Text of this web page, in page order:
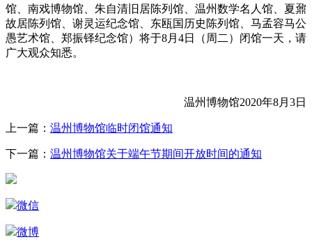
馆、南戏博物馆、朱自清旧居陈列馆、温州数学名人馆、夏鼐
故居陈列馆、谢灵运纪念馆、东瓯国历史陈列馆、马孟容马公
愚艺术馆、郑振铎纪念馆）将于8月4日（周二）闭馆一天，请
广大观众知悉。
温州博物馆2020年8月3日
上一篇： 温州博物馆临时闭馆通知
下一篇： 温州博物馆关于端午节期间开放时间的通知
微信
微博